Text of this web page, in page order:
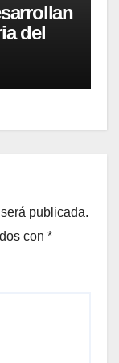
del
publicada.
con *